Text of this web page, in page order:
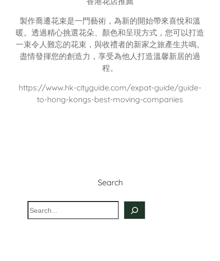
製作喬遷花束是一門藝術，為新的開始帶來喜悅和溫
暖。透過精心挑選花朵、顏色和呈現方式，您可以打造
一束令人難忘的花束，與收禮者的新家之旅產生共鳴。
盡情發揮您的創造力，享受為他人打造溫馨新居的過
程。
https://www.hk-cityguide.com/expat-guide/guide-
to-hong-kongs-best-moving-companies
Search
S
e